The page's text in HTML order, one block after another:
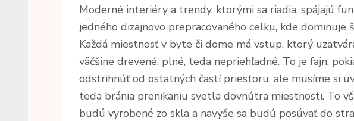
Moderné interiéry a trendy, ktorými sa riadia, spájajú
jedného dizajnovo prepracovaného celku, kde dominuje
Každá miestnosť v byte či dome má vstup, ktorý
väčšine drevené, plné, teda nepriehľadné. To je fajn,
odstrihnúť od ostatných častí priestoru, ale musíme si
teda bránia prenikaniu svetla dovnútra miestnosti. To
budú vyrobené zo skla a navyše sa budú posúvať do